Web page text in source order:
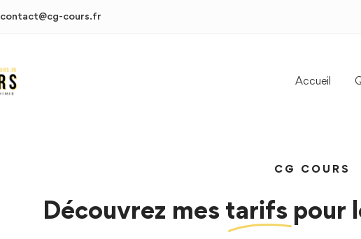
contact@cg-cours.fr
Accueil
CG COURS
Découvrez mes tarifs pour